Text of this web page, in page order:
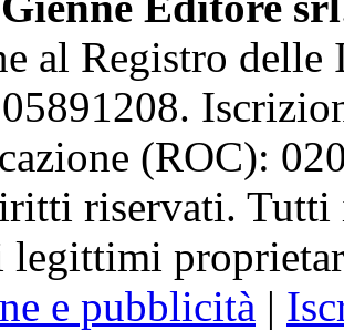
al Registro delle
(ROC):
riservati. Tutti
legittimi
e pubblicità |